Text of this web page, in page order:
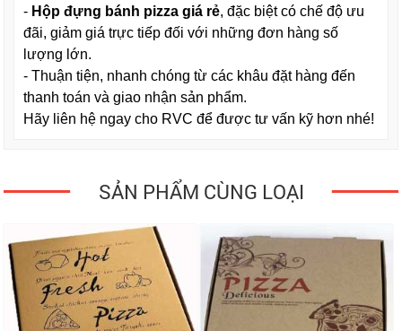
- Hộp đựng bánh pizza giá rẻ, đặc biệt có chế độ ưu
đãi, giảm giá trực tiếp đối với những đơn hàng số
lượng lớn.
- Thuận tiện, nhanh chóng từ các khâu đặt hàng đến
thanh toán và giao nhận sản phẩm.
Hãy liên hệ ngay cho RVC để được tư vấn kỹ hơn nhé!
SẢN PHẨM CÙNG LOẠI